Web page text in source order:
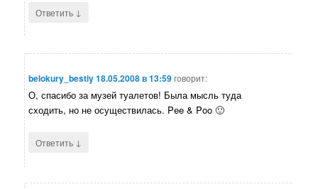
Ответить ↓
belokury_bestiy18.05.2008 в 13:59говорит:
О, спасибо за музей туалетов! Была мысль туда
сходить, но не осуществилась. Pee & Poo 🙂
Ответить ↓